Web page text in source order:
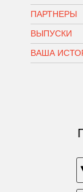
ПАРТНЕРЫ
ВЫПУСКИ
ВАША